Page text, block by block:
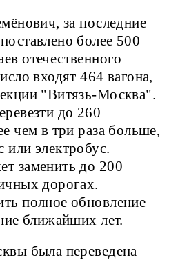
за последние
более 500
отечественного
входят 464 вагона,
"Витязь-Москва".
до 260
чем в три раза больше,
электробус.
заменить до 200
дорогах.
полное обновление
ближайших лет.
была переведена